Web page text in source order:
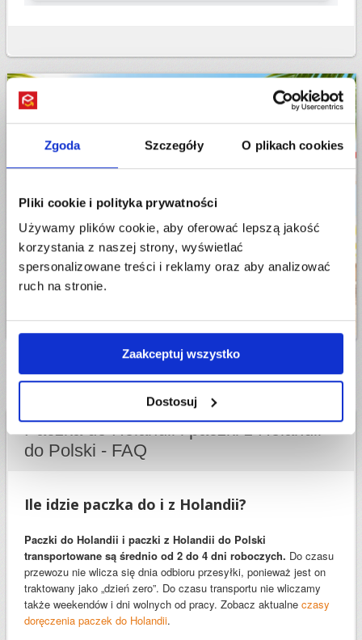
Zgoda Szczegóły O plikach cookies
Pliki cookie i polityka prywatności
Używamy plików cookie, aby oferować lepszą jakość
korzystania z naszej strony, wyświetlać
spersonalizowane treści i reklamy oraz aby analizować
ruch na stronie.
Zaakceptuj wszystko
Dostosuj
10:00Jarosławwysłał(a) paczkę doKonstantynów Łódzki
Paczka do Holandii i paczki z Holandii
do Polski - FAQ
Ile idzie paczka do i z Holandii?
Paczki do Holandii i paczki z Holandii do Polski
transportowane są średnio od 2 do 4 dni roboczych. Do czasu
przewozu nie wlicza się dnia odbioru przesyłki, ponieważ jest on
traktowany jako „dzień zero”. Do czasu transportu nie wliczamy
także weekendów i dni wolnych od pracy. Zobacz aktualne czasy
doręczenia paczek do Holandii.